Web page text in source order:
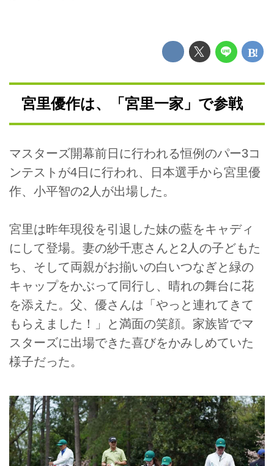
宮里優作は、「宮里一家」で参戦
マスターズ開幕前日に行われる恒例のパー3コ
ンテストが4日に行われ、日本選手から宮里優
作、小平智の2人が出場した。
宮里は昨年現役を引退した妹の藍をキャディ
にして登場。妻の紗千恵さんと2人の子どもた
ち、そして両親がお揃いの白いつなぎと緑の
キャップをかぶって同行し、晴れの舞台に花
を添えた。父、優さんは「やっと連れてきて
もらえました！」と満面の笑顔。家族皆でマ
スターズに出場できた喜びをかみしめていた
様子だった。